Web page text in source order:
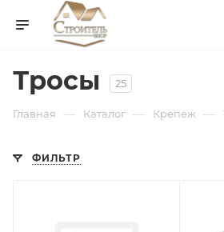
Тросы 25
Главная — Каталог — Крепёж —
ФИЛЬТР